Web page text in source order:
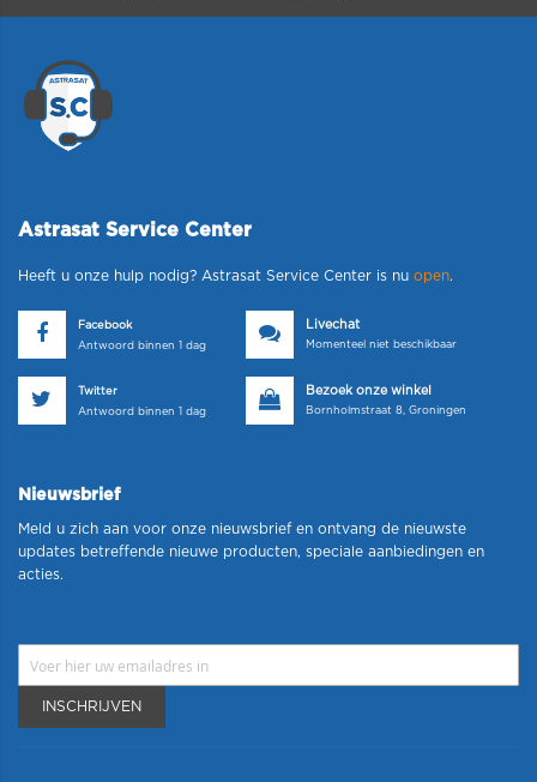
Astrasat Service Center
Heeft u onze hulp nodig? Astrasat Service Center is nu open.
Facebook
Antwoord binnen 1 dag
Livechat
Momenteel niet beschikbaar
Twitter
Antwoord binnen 1 dag
Bezoek onze winkel
Bornholmstraat 8, Groningen
Nieuwsbrief
Meld u zich aan voor onze nieuwsbrief en ontvang de nieuwste
updates betreffende nieuwe producten, speciale aanbiedingen en
acties.
INSCHRIJVEN